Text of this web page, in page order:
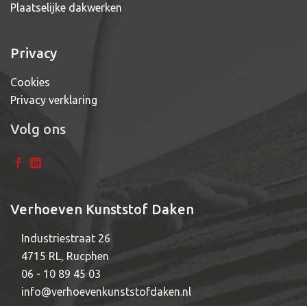
Plaatselijke dakwerken
Privacy
Cookies
Privacy verklaring
Volg ons
Verhoeven Kunststof Daken
Industriestraat 26
4715 RL, Rucphen
06 - 10 89 45 03
info@verhoevenkunststofdaken.nl